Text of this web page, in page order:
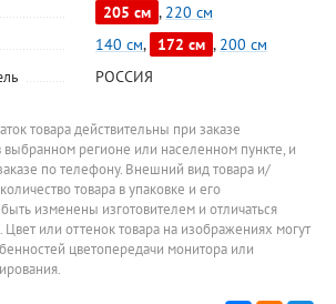
205 см , 220 см
140 см, 172 см , 200 см
РОССИЯ
товара действительны при заказе
выбранном регионе или населенном пункте, и
по телефону. Внешний вид товара и/
товара в упаковке и его
изменены изготовителем и отличаться
Цвет или оттенок товара на изображениях могут
цветопередачи монитора или